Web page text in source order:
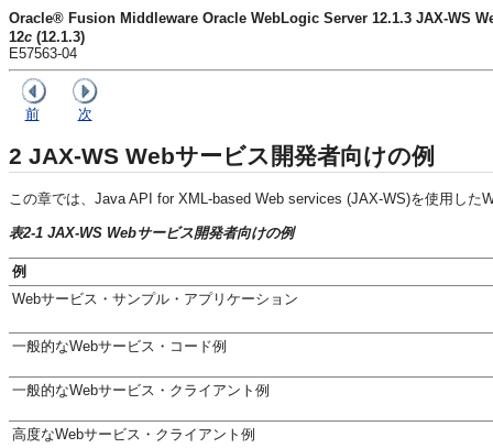
Oracle® Fusion Middleware Oracle WebLogic Server 12.1.3 JAX-WS
12c (12.1.3)
E57563-04
前 次
2 JAX-WS Webサービス開発者向けの例
この章では、Java API for XML-based Web services (JAX-WS)を使用し
表2-1 JAX-WS Webサービス開発者向けの例
例
Webサービス・サンプル・アプリケーション
一般的なWebサービス・コード例
一般的なWebサービス・クライアント例
高度なWebサービス・クライアント例